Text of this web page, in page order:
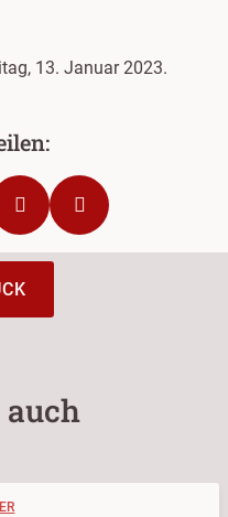
13. Januar 2023.
auch